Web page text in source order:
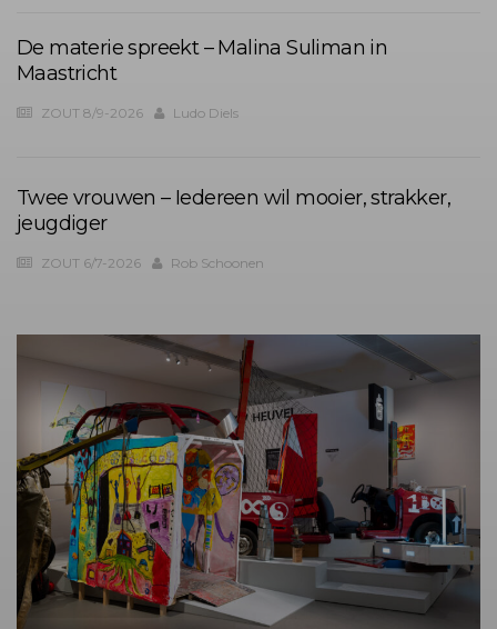
De materie spreekt – Malina Suliman in
Maastricht
ZOUT 8/9-2026 Ludo Diels
Twee vrouwen – Iedereen wil mooier, strakker,
jeugdiger
ZOUT 6/7-2026 Rob Schoonen